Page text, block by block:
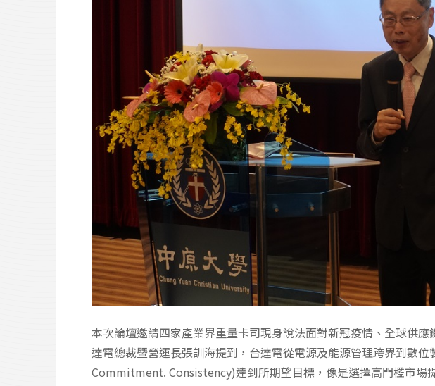
本次論壇邀請四家產業界重量卡司現身說法面對新冠疫情、全球供
達電總裁暨營運長張訓海提到，台達電從電源及能源管理跨界到數
Commitment. Consistency)達到所期望目標，像是選擇高門檻市場